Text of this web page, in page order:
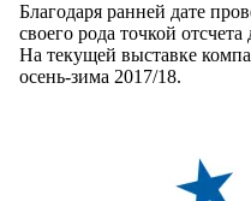
Благодаря ранней дате
своего рода точкой
На текущей выставке
осень-зима 2017/18.